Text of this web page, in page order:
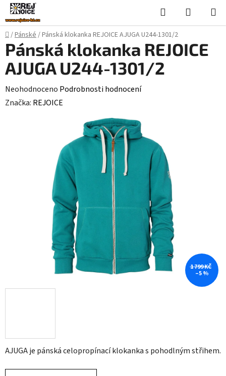
Přejít
na
obsah
Hledat
KOŠÍK
Domů
/Pánské/Pánská klokanka REJOICE AJUGA U244-1301/2
AJUGA je pánská celopropínací klokanka s pohodlným střihem.
Pánská klokanka REJOICE
AJUGA U244-1301/2
Průměrné
hodnocení
Neohodnoceno Podrobnosti hodnocení
Značka: REJOICE
1 799 KČ
–5 %